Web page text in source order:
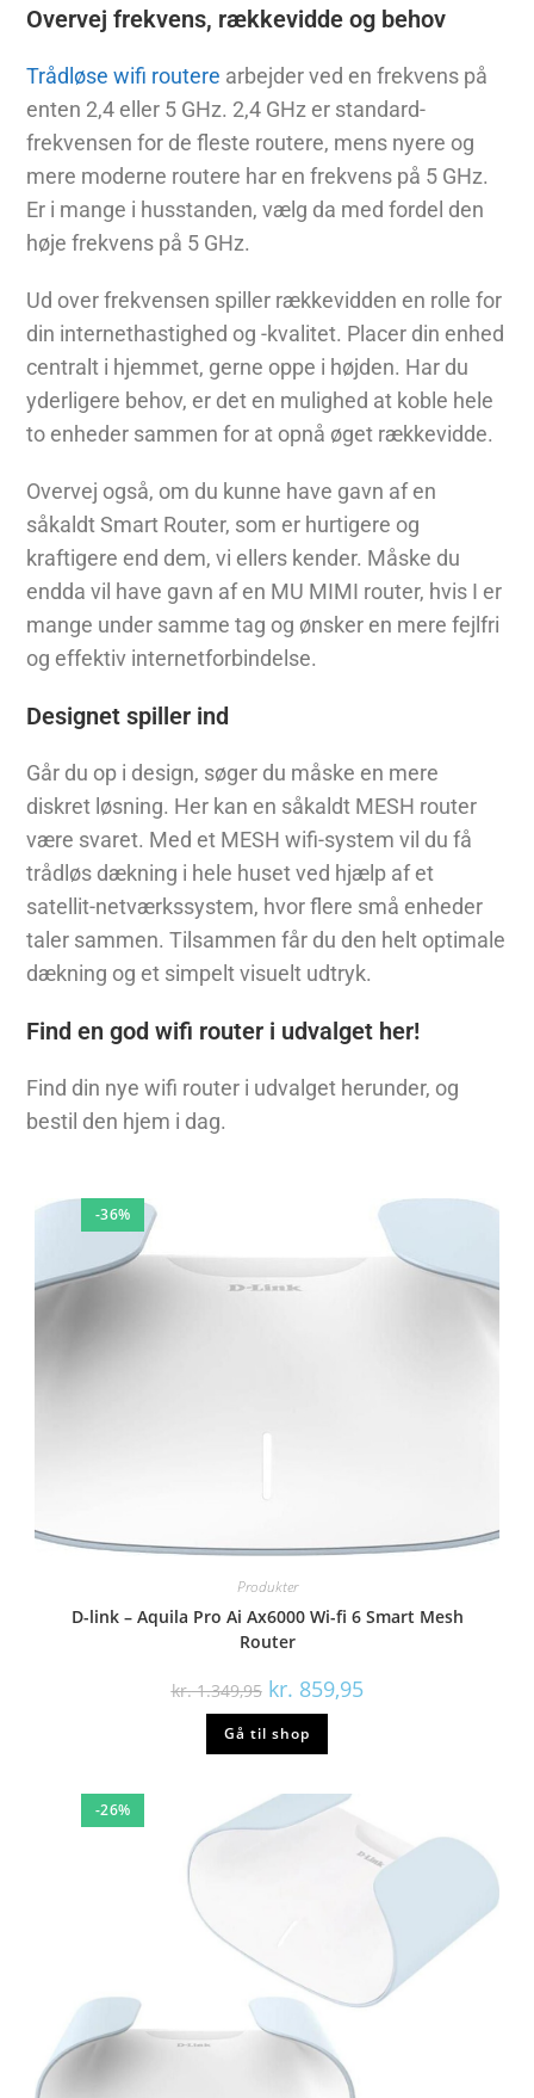
Overvej frekvens, rækkevidde og behov
Trådløse wifi routere arbejder ved en frekvens på
enten 2,4 eller 5 GHz. 2,4 GHz er standard-
frekvensen for de fleste routere, mens nyere og
mere moderne routere har en frekvens på 5 GHz.
Er i mange i husstanden, vælg da med fordel den
høje frekvens på 5 GHz.
Ud over frekvensen spiller rækkevidden en rolle for
din internethastighed og -kvalitet. Placer din enhed
centralt i hjemmet, gerne oppe i højden. Har du
yderligere behov, er det en mulighed at koble hele
to enheder sammen for at opnå øget rækkevidde.
Overvej også, om du kunne have gavn af en
såkaldt Smart Router, som er hurtigere og
kraftigere end dem, vi ellers kender. Måske du
endda vil have gavn af en MU MIMI router, hvis I er
mange under samme tag og ønsker en mere fejlfri
og effektiv internetforbindelse.
Designet spiller ind
Går du op i design, søger du måske en mere
diskret løsning. Her kan en såkaldt MESH router
være svaret. Med et MESH wifi-system vil du få
trådløs dækning i hele huset ved hjælp af et
satellit-netværkssystem, hvor flere små enheder
taler sammen. Tilsammen får du den helt optimale
dækning og et simpelt visuelt udtryk.
Find en god wifi router i udvalget her!
Find din nye wifi router i udvalget herunder, og
bestil den hjem i dag.
-36%
Produkter
D-link – Aquila Pro Ai Ax6000 Wi-fi 6 Smart Mesh
Router
kr.1.349,95 kr. 859,95
Gå til shop
-26%